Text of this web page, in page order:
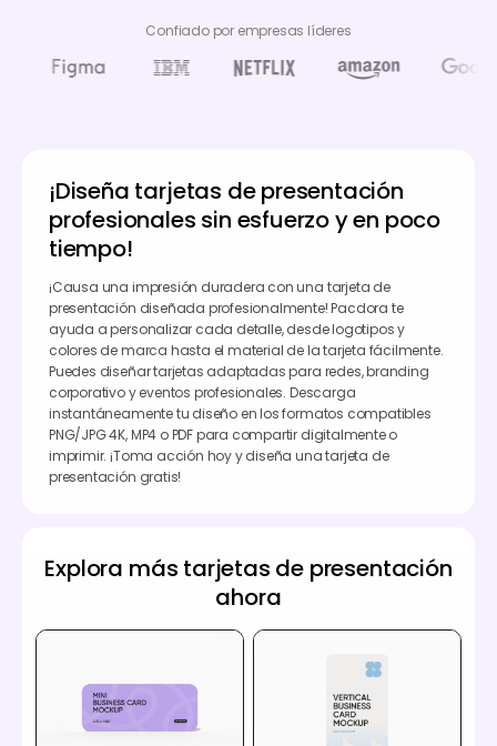
Confiado por empresas líderes
¡Diseña tarjetas de presentación
profesionales sin esfuerzo y en poco
tiempo!
¡Causa una impresión duradera con una tarjeta de
presentación diseñada profesionalmente! Pacdora te
ayuda a personalizar cada detalle, desde logotipos y
colores de marca hasta el material de la tarjeta fácilmente.
Puedes diseñar tarjetas adaptadas para redes, branding
corporativo y eventos profesionales. Descarga
instantáneamente tu diseño en los formatos compatibles
PNG/JPG 4K, MP4 o PDF para compartir digitalmente o
imprimir. ¡Toma acción hoy y diseña una tarjeta de
presentación gratis!
Explora más tarjetas de presentación
ahora